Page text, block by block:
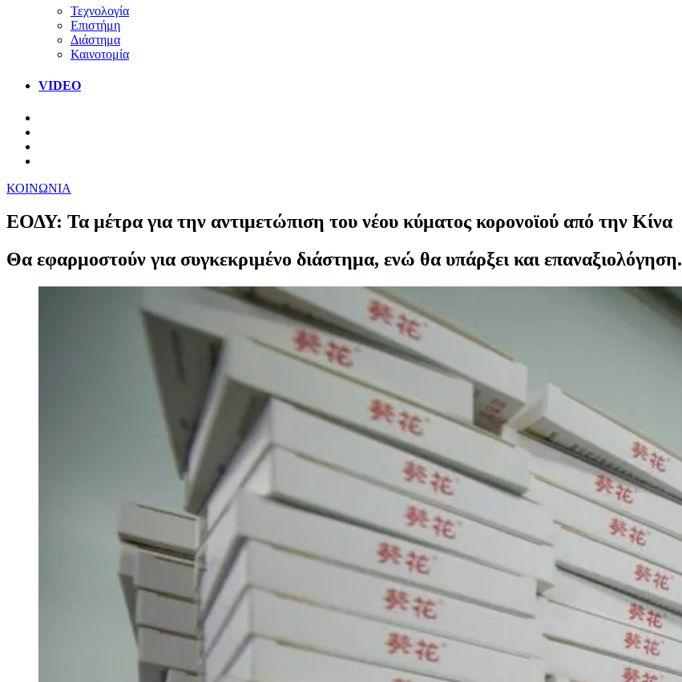
Τεχνολογία
Επιστήμη
Διάστημα
Καινοτομία
VIDEO
ΚΟΙΝΩΝΙΑ
ΕΟΔΥ: Τα μέτρα για την αντιμετώπιση του νέου κύματος κορονοϊού από την Κίνα
Θα εφαρμοστούν για συγκεκριμένο διάστημα, ενώ θα υπάρξει και επαναξιολόγηση.